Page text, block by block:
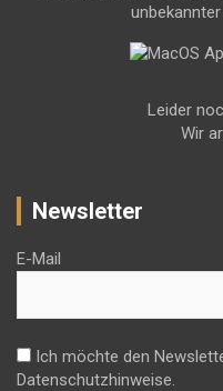
Leider
Wir
Newsletter
E-Mail
Ich möchte den
Datenschutzhinweise.